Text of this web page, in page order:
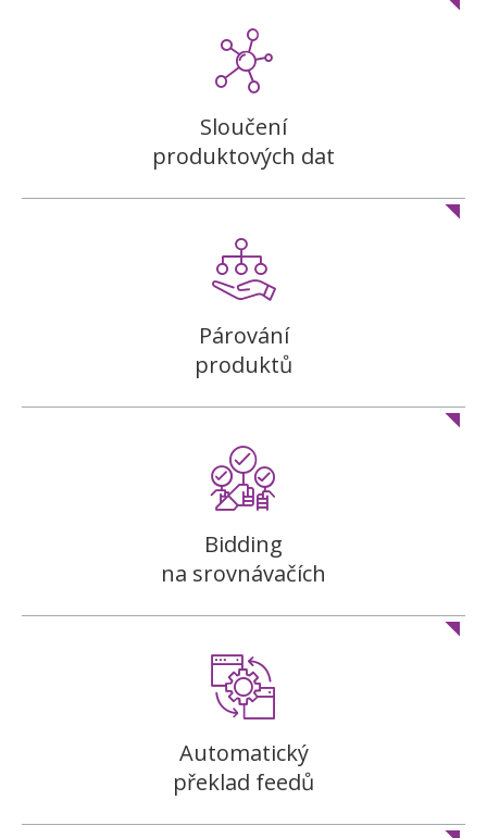
Sloučení
produktových dat
Párování
produktů
Bidding
na srovnávačích
Automatický
překlad feedů